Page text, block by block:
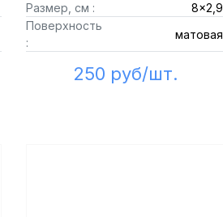
Размер, см :
8x2,9
Поверхность
:
матовая
250 руб/шт.